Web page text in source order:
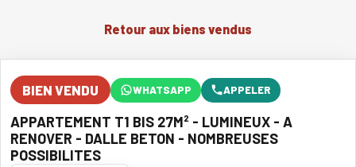
Retour aux biens vendus
BIEN VENDU WHATSAPP APPELER
APPARTEMENT T1 BIS 27M² - LUMINEUX - A
RENOVER - DALLE BETON - NOMBREUSES
POSSIBILITES